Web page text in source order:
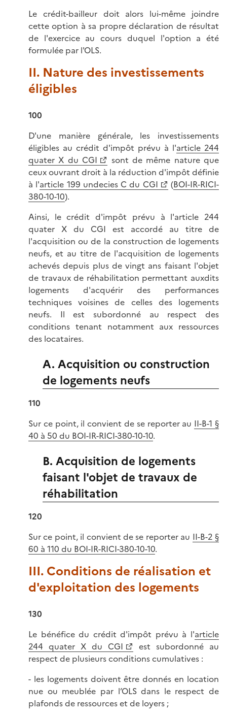
Le crédit-bailleur doit alors lui-même joindre
cette option à sa propre déclaration de résultat
de l'exercice au cours duquel l'option a été
formulée par l'OLS.
II. Nature des investissements
éligibles
100
D'une manière générale, les investissements
éligibles au crédit d'impôt prévu à l'article 244
quater X du CGI
sont de même nature que
ceux ouvrant droit à la réduction d'impôt définie
à l'article 199 undecies C du CGI (BOI-IR-RICI-
380-10-10).
Ainsi, le crédit d'impôt prévu à l'article 244
quater X du CGI est accordé au titre de
l'acquisition ou de la construction de logements
neufs, et au titre de l'acquisition de logements
achevés depuis plus de vingt ans faisant l'objet
de travaux de réhabilitation permettant auxdits
logements d'acquérir des performances
techniques voisines de celles des logements
neufs. Il est subordonné au respect des
conditions tenant notamment aux ressources
des locataires.
A. Acquisition ou construction
de logements neufs
110
Sur ce point, il convient de se reporter au II-B-1 §
40 à 50 du BOI-IR-RICI-380-10-10.
B. Acquisition de logements
faisant l'objet de travaux de
réhabilitation
120
Sur ce point, il convient de se reporter au II-B-2 §
60 à 110 du BOI-IR-RICI-380-10-10.
III. Conditions de réalisation et
d'exploitation des logements
130
Le bénéfice du crédit d'impôt prévu à l'article
244 quater X du CGI
est subordonné au
respect de plusieurs conditions cumulatives :
- les logements doivent être donnés en location
nue ou meublée par l’OLS dans le respect de
plafonds de ressources et de loyers ;